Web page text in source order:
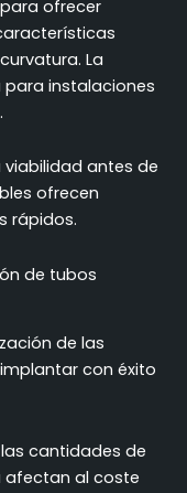
ofrecer
La
para instalaciones
antes de
ofrecen
rápidos.
de tubos
de las
con éxito
cantidades de
afectan al coste